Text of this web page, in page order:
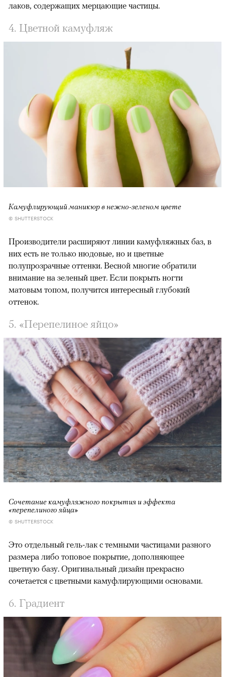
лаков, содержащих мерцающие частицы.
4. Цветной камуфляж
Камуфлирующий маникюр в нежно-зеленом цвете
© SHUTTERSTOCK
Производители расширяют линии камуфляжных баз, в
них есть не только нюдовые, но и цветные
полупрозрачные оттенки. Весной многие обратили
внимание на зеленый цвет. Если покрыть ногти
матовым топом, получится интересный глубокий
оттенок.
5. «Перепелиное яйцо»
Сочетание камуфляжного покрытия и эффекта
«перепелиного яйца»
© SHUTTERSTOCK
Это отдельный гель-лак с темными частицами разного
размера либо топовое покрытие, дополняющее
цветную базу. Оригинальный дизайн прекрасно
сочетается с цветными камуфлирующими основами.
6. Градиент